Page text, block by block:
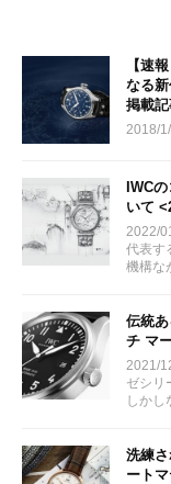
【速
なる
掲載
2018/
IWC
いて
2022/
代表す
機構な
す。
伝統
チ マ
2021/
ゼシリ
しかし
はご紹
洗練
ート